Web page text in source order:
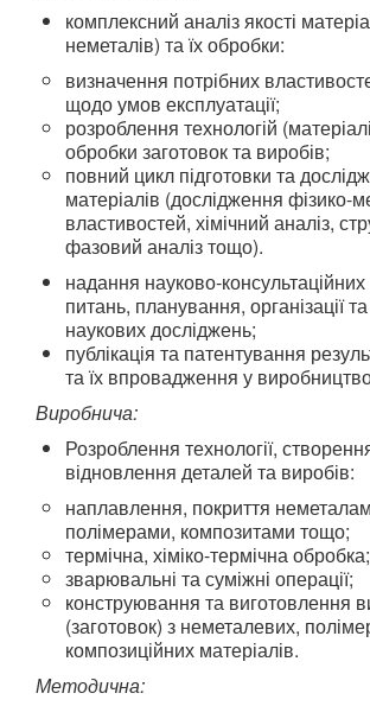
комплексний аналіз якості
неметалів) та їх обробки:
визначення потрібних
щодо умов експлуатації;
розроблення технологій
обробки заготовок та виробів;
повний цикл підготовки та
матеріалів (дослідження фізико-
властивостей, хімічний аналіз,
фазовий аналіз тощо).
надання науково-консультаційних
питань, планування, організації
наукових досліджень;
публікація та патентування
та їх впровадження у
Виробнича:
Розроблення технології,
відновлення деталей та виробів:
наплавлення, покриття
полімерами, композитами тощо;
термічна, хіміко-термічна обробка;
зварювальні та суміжні операції;
конструювання та виготовлення
(заготовок) з неметалевих,
композиційних матеріалів.
Методична: